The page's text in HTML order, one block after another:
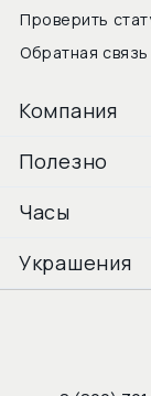
Проверить
Обратная связь
Компания
Полезно
Часы
Украшения